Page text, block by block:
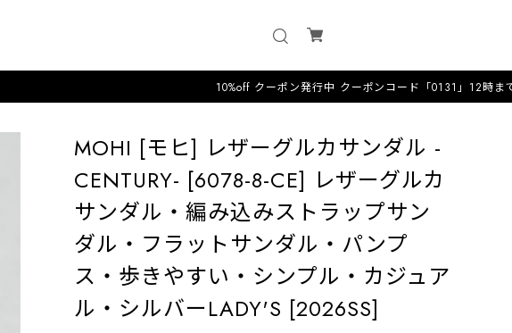
10%off クーポン発行中 クーポンコード「0131」12時までのオーダー
MOHI [モヒ] レザーグルカサンダル -
CENTURY- [6078-8-CE] レザーグルカ
サンダル・編み込みストラップサン
ダル・フラットサンダル・パンプ
ス・歩きやすい・シンプル・カジュア
ル・シルバーLADY'S [2026SS]